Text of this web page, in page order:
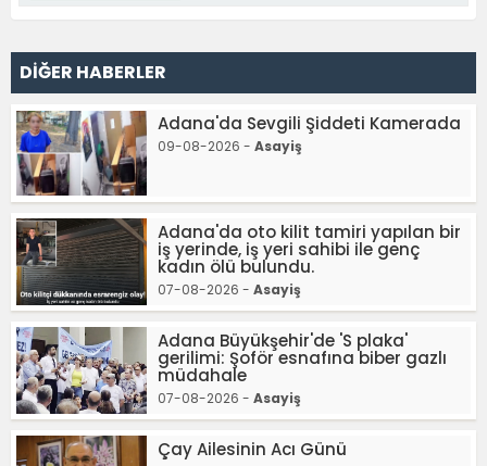
DİĞER HABERLER
Adana'da Sevgili Şiddeti Kamerada
09-08-2026 - Asayiş
Adana'da oto kilit tamiri yapılan bir
iş yerinde, iş yeri sahibi ile genç
kadın ölü bulundu.
07-08-2026 - Asayiş
Adana Büyükşehir'de 'S plaka'
gerilimi: Şoför esnafına biber gazlı
müdahale
07-08-2026 - Asayiş
Çay Ailesinin Acı Günü